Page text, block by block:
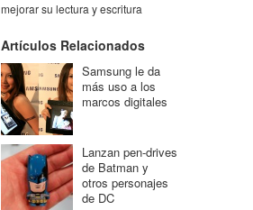
mejorar su lectura y escritura
Artículos Relacionados
Samsung le da
más uso a los
marcos digitales
Lanzan pen-drives
de Batman y
otros personajes
de DC